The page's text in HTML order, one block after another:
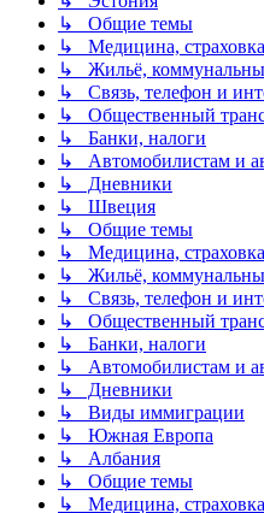
↳ Общие темы
↳ Медицина, страховка
↳ Жильё,
↳ Связь, телефон и
↳ Общественный
↳ Банки, налоги
↳ Автомобилистам и
↳ Дневники
↳ Швеция
↳ Общие темы
↳ Медицина, страховка
↳ Жильё,
↳ Связь, телефон и
↳ Общественный
↳ Банки, налоги
↳ Автомобилистам и
↳ Дневники
↳ Виды иммиграции
↳ Южная Европа
↳ Албания
↳ Общие темы
↳ Медицина, страховка